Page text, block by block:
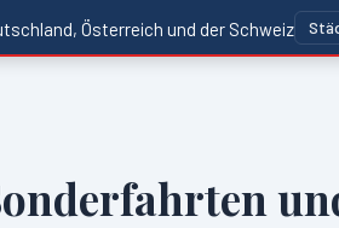
Österreich und der Schweiz